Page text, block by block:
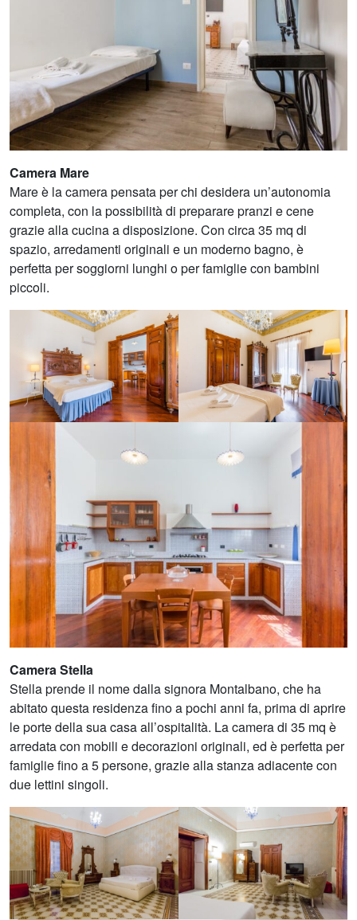
Camera Mare
Mare è la camera pensata per chi desidera un’autonomia
completa, con la possibilità di preparare pranzi e cene
grazie alla cucina a disposizione. Con circa 35 mq di
spazio, arredamenti originali e un moderno bagno, è
perfetta per soggiorni lunghi o per famiglie con bambini
piccoli.
Camera Stella
Stella prende il nome dalla signora Montalbano, che ha
abitato questa residenza fino a pochi anni fa, prima di aprire
le porte della sua casa all’ospitalità. La camera di 35 mq è
arredata con mobili e decorazioni originali, ed è perfetta per
famiglie fino a 5 persone, grazie alla stanza adiacente con
due lettini singoli.